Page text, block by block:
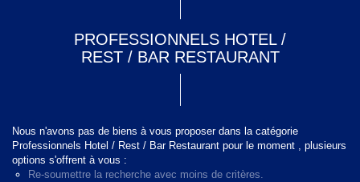
PROFESSIONNELS HOTEL /
REST / BAR RESTAURANT
Nous n'avons pas de biens à vous proposer dans la catégorie
Professionnels Hotel / Rest / Bar Restaurant pour le moment , plusieurs
options s'offrent à vous :
Re-soumettre la recherche avec moins de critères.